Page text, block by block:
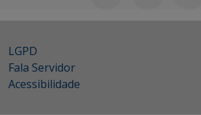
LGPD
Fala Servidor
Acessibilidade